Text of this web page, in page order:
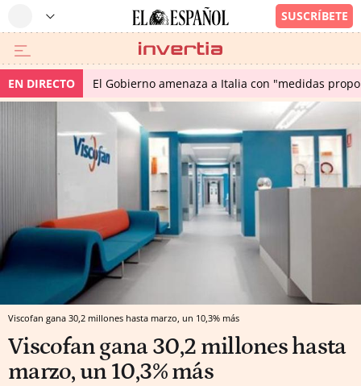
EN DIRECTO El Gobierno amenaza a Italia con "medidas
Viscofan gana 30,2 millones hasta marzo, un 10,3% más
Viscofan gana 30,2 millones hasta
marzo, un 10,3% más